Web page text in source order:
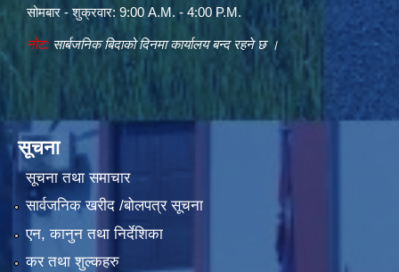
सोमबार - शुक्रवार: 9:00 A.M. - 4:00 P.M.
नोट: सार्बजनिक बिदाको दिनमा कार्यालय बन्द रहने छ ।
सूचना
सूचना तथा समाचार
सार्वजनिक खरीद /बोलपत्र सूचना
एन, कानुन तथा निर्देशिका
कर तथा शुल्कहरु